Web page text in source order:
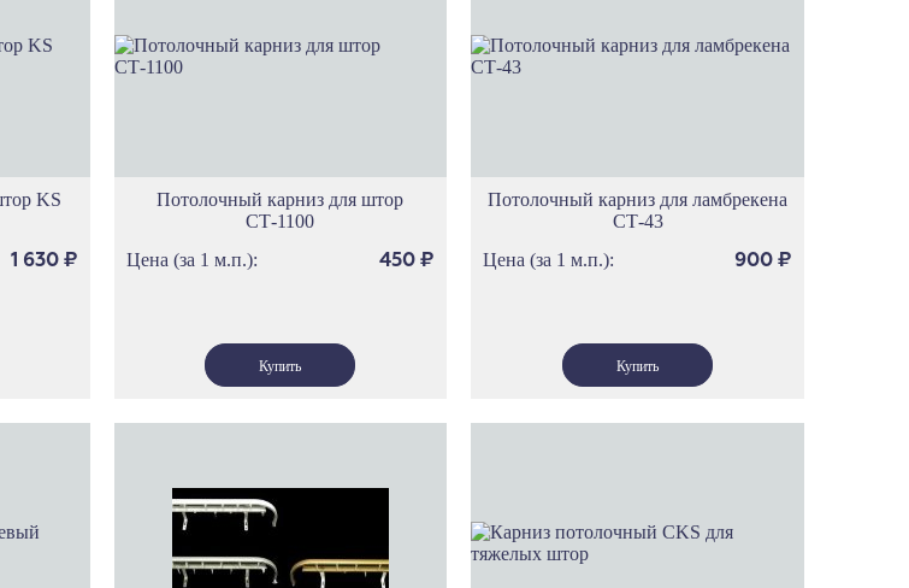
Карнизы Олимп
Карнизы Флоренция
Карнизы Ломбардия
Карнизы Уффици
KS
1 630 ₽
Потолочный карниз для штор
СТ-1100
Цена (за 1 м.п.):
450₽
Потолочный карниз для ламбрекена
СТ-43
Цена (за 1 м.п.):
900 ₽